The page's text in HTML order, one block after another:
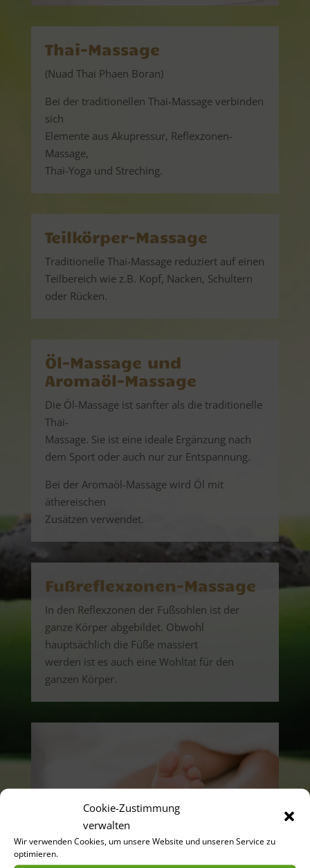
Cookie-Zustimmung
verwalten
Wir verwenden Cookies, um unsere Website und unseren Service zu
optimieren.
Thai-Massage
(Nuad Thai Phaen Boran)
Bei der traditionellen Thai-Massage verbinden
sich
Elemente aus Akupressur, Reflexzonen-
Massage,
Thai-Yoga und Streching.
Teilkörper-Massage
Traditionelle Thai-Massage reduziert auf einen
Teilbereich wie z.B. Kopf, Nacken, Schultern
oder Rücken.
Öl-Massage und
Aromaöl-Massage
Die Öl-Massage ist sanfter als die traditionelle
Thai-
Massage. Sie ist eine ideale Ergänzung nach
dem Sport oder auch nur zur Entspannung.
Bei der Aromaöl-Massage wird Öl mit
äthereischen
Zusätzen verwendet.
Fußreflexzonen-Massage
In den Reflexzonen der Fußsohlen ist der
ganze Körper abgebildet. Obwohl
hauptsächlich die Füße massiert
werden ist es auch eine Wohltat für den
ganzen Körper.